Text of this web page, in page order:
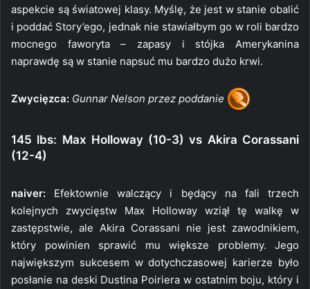
aspekcie są światowej klasy. Myślę, że jest w stanie obalić
i poddać Story’ego, jednak nie stawiałbym go w roli bardzo
mocnego faworyta – zapasy i stójka Amerykanina
naprawdę są w stanie napsuć mu bardzo dużo krwi.
Zwycięzca: Gunnar Nelson przez poddanie
145 lbs: Max Holloway (10-3) vs Akira Corassani
(12-4)
naiver: Efektownie walczący i będący na fali trzech
kolejnych zwycięstw Max Holloway wziął tę walkę w
zastępstwie, ale Akira Corassani nie jest zawodnikiem,
który powinien sprawić mu większe problemy. Jego
największym sukcesem w dotychczasowej karierze było
posłanie na deski Dustina Poiriera w ostatnim boju, który i